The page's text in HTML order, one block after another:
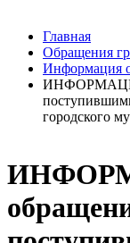
Главная
Обращения
Информация
ИНФОРМАЦИЯ
городского